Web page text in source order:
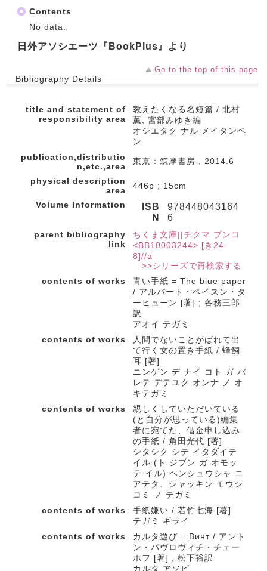
Contents
No data.
日外アソシエーツ『BookPlus』より
Go to the top of this page
Bibliography Details
title and statement of
responsibility area
教えたくなる名短篇 / 北村
薫, 宮部みゆき編
オシエタク ナル メイタンペ
ン
publication,distributio
n,etc.,area
東京 : 筑摩書房 , 2014.6
physical description
area
446p ; 15cm
Volume Information
ISB
N
978448043164
6
parent bibliography
link
ちくま文庫||チクマ ブンコ
<BB10003244> [き24-
8]//a
>>シリーズで再検索する
contents of works
青い手紙 = The blue paper
/ アルバート・ペイスン・タ
ーヒューン [著] ; 各務三郎
訳
アオイ テガミ
contents of works
人間でないことがばれて出
て行く女の置き手紙 / 蜂飼
耳 [著]
ニンゲン デ ナイ コト ガ バ
レテ デテユク オンナ ノ オ
キテガミ
contents of works
親しくしていただいている
(と自分が思っている)編集
者に宛てた、借金申し込み
の手紙 / 角田光代 [著]
シタシク シテ イタダイテ
イル (ト ジブン ガ オモッ
テ イル) ヘンシュウシャ ニ
アテタ、シャッキン モウシ
コミ ノ テガミ
contents of works
手紙嫌い / 若竹七海 [著]
テガミ ギライ
contents of works
カルタ遊び = Винт / アント
ン・パヴロヴィチ・チェー
ホフ [著] ; 松下裕訳
カルタ アソビ